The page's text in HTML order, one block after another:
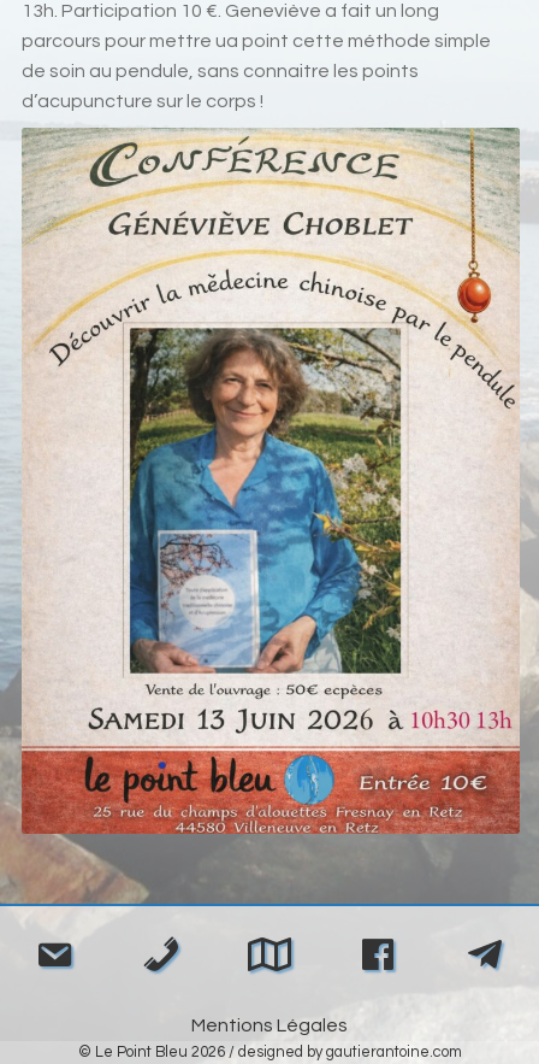
13h. Participation 10 €. Geneviève a fait un long
parcours pour mettre ua point cette méthode simple
de soin au pendule, sans connaitre les points
d’acupuncture sur le corps !
Navigation
de
l’article
Mentions Légales
© Le Point Bleu 2026 / designed bygautierantoine.com